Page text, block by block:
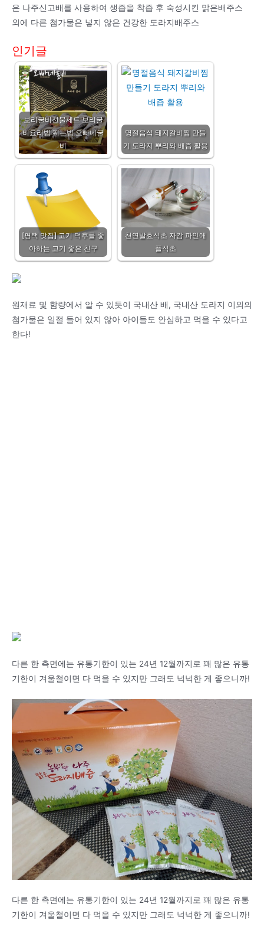
은 나주신고배를 사용하여 생즙을 착즙 후 숙성시킨 맑은배주스
외에 다른 첨가물은 넣지 않은 건강한 도라지배주스
인기글
보리굴비선물세트 보리굴
비요리법 찌는법 오빠네굴
비
명절음식 돼지갈비찜 만들
기 도라지 뿌리와 배즙 활용
[평택 맛집] 고기 덕후를 좋
아하는 고기 좋은 친구
천연발효식초 자감 파인애
플식초
원재료 및 함량에서 알 수 있듯이 국내산 배, 국내산 도라지 이외의
첨가물은 일절 들어 있지 않아 아이들도 안심하고 먹을 수 있다고
한다!
다른 한 측면에는 유통기한이 있는 24년 12월까지로 꽤 많은 유통
기한이 겨울철이면 다 먹을 수 있지만 그래도 넉넉한 게 좋으니까!
다른 한 측면에는 유통기한이 있는 24년 12월까지로 꽤 많은 유통
기한이 겨울철이면 다 먹을 수 있지만 그래도 넉넉한 게 좋으니까!